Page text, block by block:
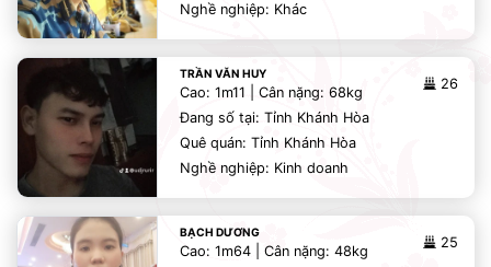
Nghề nghiệp: Khác
TRẦN VĂN HUY
26
Cao: 1m11 | Cân nặng: 68kg
Đang số tại: Tỉnh Khánh Hòa
Quê quán: Tỉnh Khánh Hòa
Nghề nghiệp: Kinh doanh
BẠCH DƯƠNG
25
Cao: 1m64 | Cân nặng: 48kg